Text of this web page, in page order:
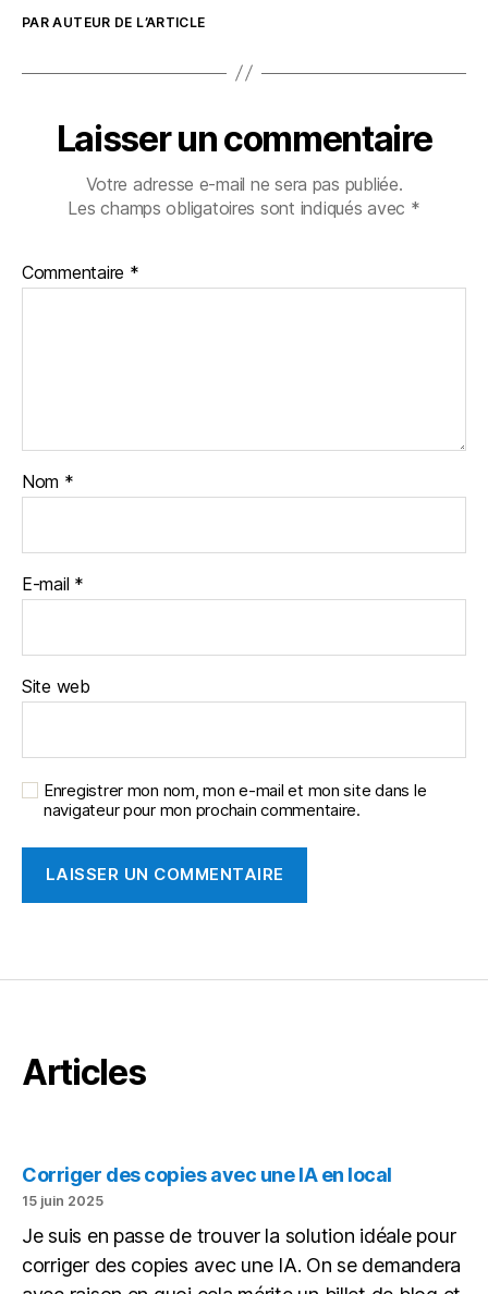
PAR AUTEUR DE L’ARTICLE
Laisser un commentaire
Votre adresse e-mail ne sera pas publiée.
Les champs obligatoires sont indiqués avec *
Commentaire *
Nom *
E-mail *
Site web
Enregistrer mon nom, mon e-mail et mon site dans le
navigateur pour mon prochain commentaire.
Articles
Corriger des copies avec une IA en local
15 juin 2025
Je suis en passe de trouver la solution idéale pour
corriger des copies avec une IA. On se demandera